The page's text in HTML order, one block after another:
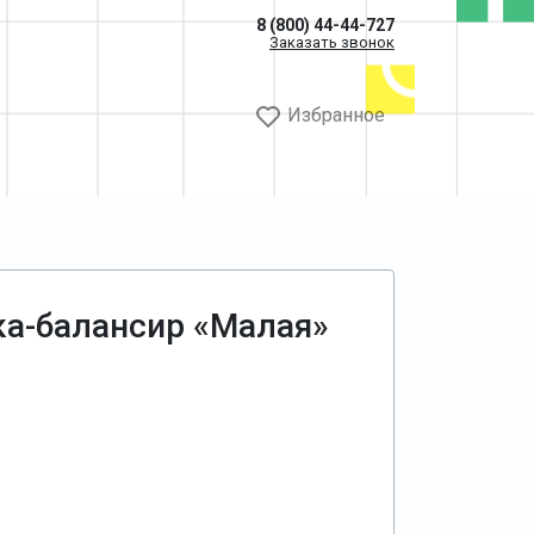
8 (800) 44-44-727
Заказать звонок
Избранное
балансир «Малая»